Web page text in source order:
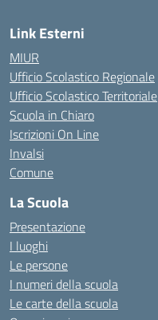
Link Esterni
MIUR
Ufficio Scolastico Regionale
Ufficio Scolastico Territoriale
Scuola in Chiaro
Iscrizioni On Line
Invalsi
Comune
La Scuola
Presentazione
I luoghi
Le persone
I numeri della scuola
Le carte della scuola